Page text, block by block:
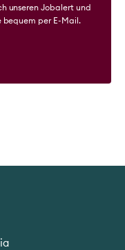
unseren Jobalert und
per E-Mail.